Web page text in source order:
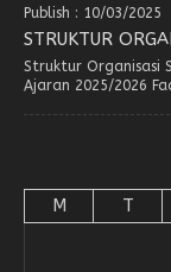
Publish : 10/03/2025
STRUKTUR
Struktur Organisasi
Ajaran 2025/2026
M T